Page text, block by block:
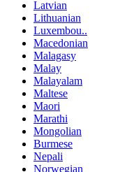
Latvian
Lithuanian
Luxembou..
Macedonian
Malagasy
Malay
Malayalam
Maltese
Maori
Marathi
Mongolian
Burmese
Nepali
Norwegian